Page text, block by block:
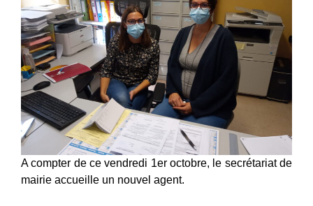
A compter de ce vendredi 1er octobre, le secrétariat de
mairie accueille un nouvel agent.